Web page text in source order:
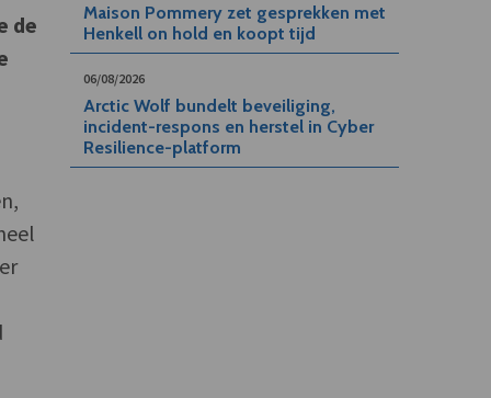
de
Maison Pommery zet gesprekken met
Henkell on hold en koopt tijd
06/08/2026
Arctic Wolf bundelt beveiliging,
incident-respons en herstel in Cyber
Resilience-platform